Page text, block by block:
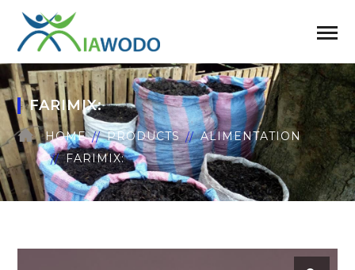
FARIMIX:
HOME PRODUCTS
ALIMENTATION
FARIMIX: